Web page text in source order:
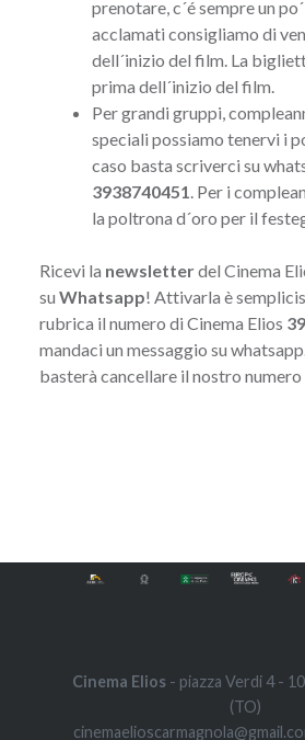
prenotare, c´é sempre un
acclamati consigliamo di
dell´inizio del film. La
prima dell´inizio del film.
Per grandi gruppi,
speciali possiamo tenervi i
caso basta scriverci su
3938740451. Per i
la poltrona d´oro per il
Ricevi la newsletterdel Cinema
su Whatsapp! Attivarla è
rubrica il numero di Cinema Elios
mandaci un messaggio su
basterà cancellare il nostro
Navigazione
Cinema Elios - piazza Verdi 4 -
(TO)